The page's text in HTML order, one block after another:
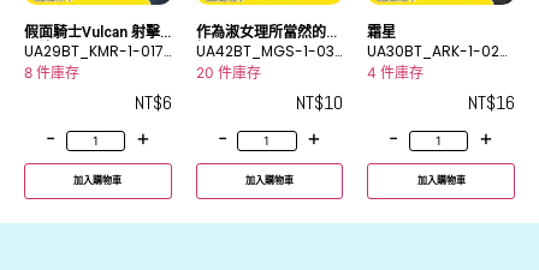
假面騎士Vulcan 射擊
野狼
UA29BT_KMR-1-017
C
8 件庫存
NT$6
-
+
加入購物車
作為淑女理所當然的嗜
好
UA42BT_MGS-1-033
U
20 件庫存
NT$10
-
+
加入購物車
霜星
UA30BT_ARK-1-024
C
4 件庫存
NT$16
-
+
加入購物車